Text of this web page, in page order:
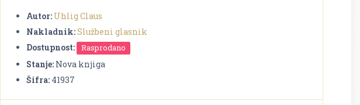
Autor: Uhlig Claus
Nakladnik:Službeni glasnik
Dostupnost:
Rasprodano
Stanje: Nova knjiga
Šifra: 41937